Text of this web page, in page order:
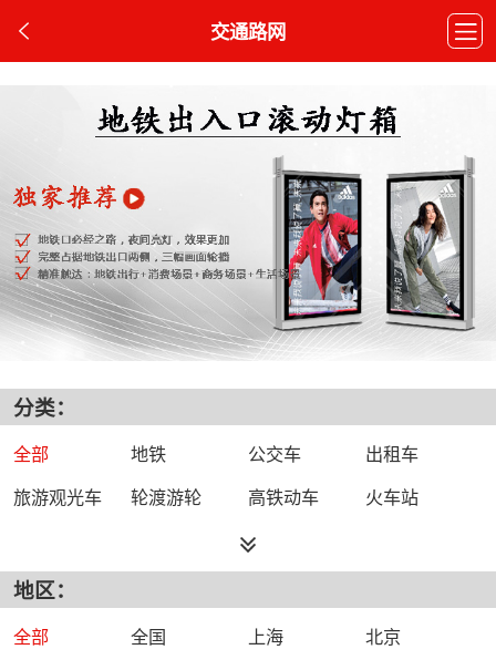
交通路网
分类：
全部 地铁 公交车
出租车
旅游观光车
轮渡游轮 高铁动车 火车站
地区：
全部 全国 上海
北京